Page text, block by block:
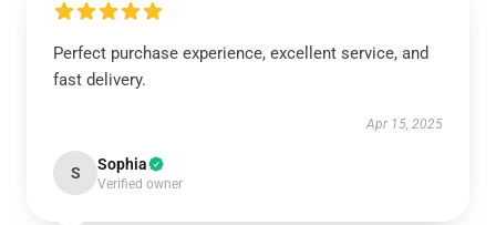
Perfect purchase experience, excellent service, and
fast delivery.
Apr 15, 2025
S Sophia
Verified owner